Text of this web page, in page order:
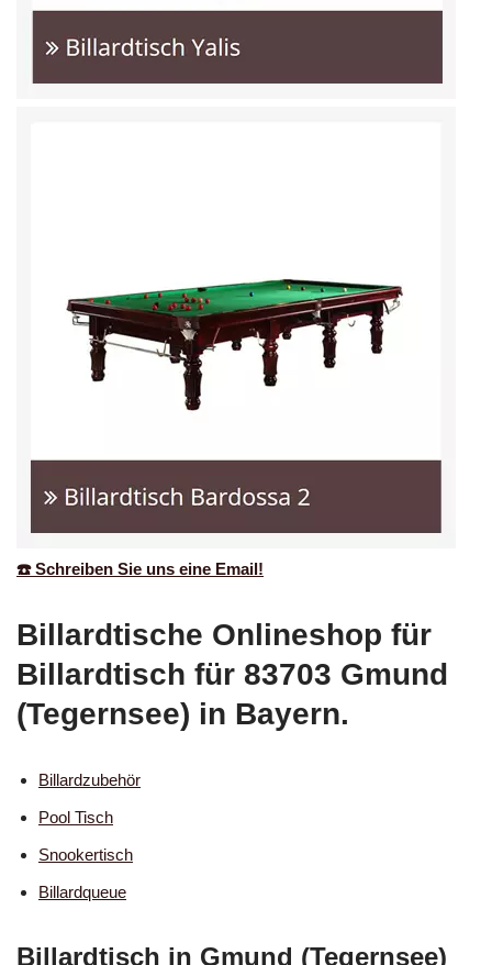
☎️ Schreiben Sie uns eine Email!
Billardtische Onlineshop für
Billardtisch für 83703 Gmund
(Tegernsee) in Bayern.
Billardzubehör
Pool Tisch
Snookertisch
Billardqueue
Billardtisch in Gmund (Tegernsee)